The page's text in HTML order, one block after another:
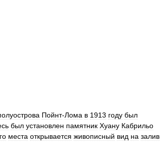
Пойнт-Лома в 1913 году был
был установлен памятник Хуану Кабрильо
места открывается живописный вид на залив